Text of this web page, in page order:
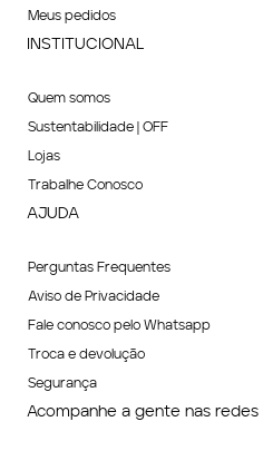
Meus pedidos
INSTITUCIONAL
Quem somos
Sustentabilidade | OFF
Lojas
Trabalhe Conosco
AJUDA
Perguntas Frequentes
Aviso de Privacidade
Fale conosco pelo Whatsapp
Troca e devolução
Segurança
Acompanhe a gente nas redes